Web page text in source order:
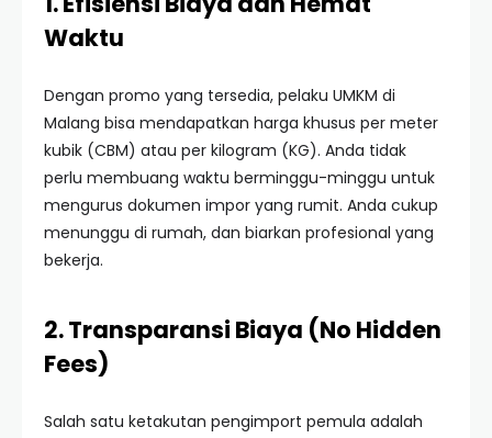
Waktu
Dengan promo yang tersedia, pelaku UMKM di
Malang bisa mendapatkan harga khusus per meter
kubik (CBM) atau per kilogram (KG). Anda tidak
perlu membuang waktu berminggu-minggu untuk
mengurus dokumen impor yang rumit. Anda cukup
menunggu di rumah, dan biarkan profesional yang
bekerja.
2. Transparansi Biaya (No Hidden
Fees)
Salah satu ketakutan pengimport pemula adalah